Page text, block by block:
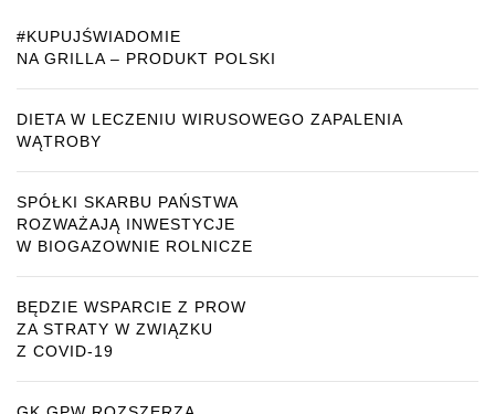
#KUPUJŚWIADOMIE
NA GRILLA – PRODUKT POLSKI
DIETA W LECZENIU WIRUSOWEGO ZAPALENIA
WĄTROBY
SPÓŁKI SKARBU PAŃSTWA
ROZWAŻAJĄ INWESTYCJE
W BIOGAZOWNIE ROLNICZE
BĘDZIE WSPARCIE Z PROW
ZA STRATY W ZWIĄZKU
Z COVID-19